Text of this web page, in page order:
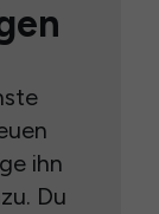
ihn
Du